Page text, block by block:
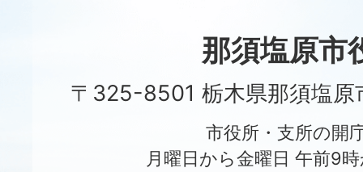
City
那須塩原市
〒325-8501 栃木県那須塩原
市役所・支所の開
月曜日から金曜日 午前9